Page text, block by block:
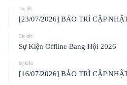
Tin tức
[23/07/2026] BẢO TRÌ CẬP
Tin tức
Sự Kiện Offline Bang Hội 2026
Sự kiện
[16/07/2026] BẢO TRÌ CẬP